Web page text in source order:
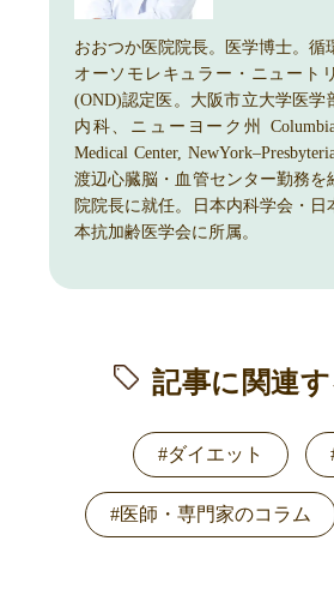
おおつか医院院長。医学博士。循
オーソモレキュラー・ニュート
(OND)認定医。大阪市立大学医学
内科、ニューヨーク州
Medical Center,
渡辺心臓脳・血管センター勤務を
院院長に就任。日本内科学会・日
本抗加齢医学会に所属。
記事に関連
#ダイエット
#医師・専門家のコラム